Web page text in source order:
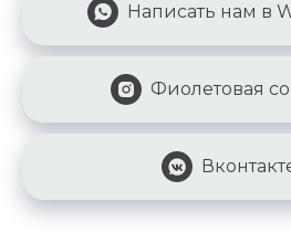
Написать нам в
Фиолетовая